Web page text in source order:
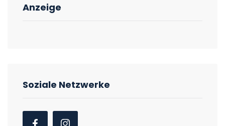
Anzeige
Soziale Netzwerke